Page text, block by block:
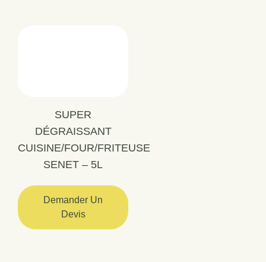
SUPER
DÉGRAISSANT
CUISINE/FOUR/FRITEUSE
SENET – 5L
Demander Un
Devis